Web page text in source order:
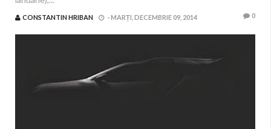
CONSTANTIN HRIBAN -MARȚI, DECEMBRIE 09, 2014 0